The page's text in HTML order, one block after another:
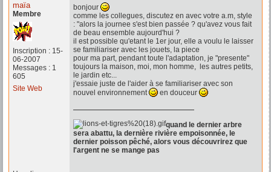
maïa
Membre
Inscription : 15-
06-2007
Messages : 1
605
Site Web
bonjour
comme les collegues, discutez en avec votre a.m, style
: "alors la journee s'est bien passée ? qu'avez vous fait
de beau ensemble aujourd'hui ?
il est possible qu'etant le 1er jour, elle a voulu le laisser
se familiariser avec les jouets, la piece
pour ma part, pendant toute l'adaptation, je "presente"
toujours la maison, moi, mon homme, les autres petits,
le jardin etc...
j'essaie juste de l'aider à se familiariser avec son
nouvel environnement
en douceur
quand le dernier arbre
sera abattu, la dernière rivière empoisonnée, le
dernier poisson pêché, alors vous découvrirez que
l'argent ne se mange pas